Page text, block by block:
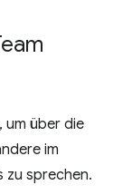
um über die
im
zu sprechen.